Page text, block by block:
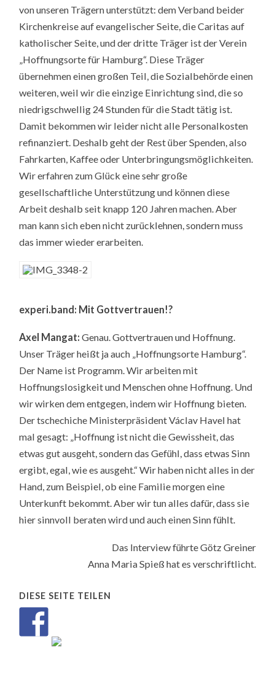
von unseren Trägern unterstützt: dem Verband beider
Kirchenkreise auf evangelischer Seite, die Caritas auf
katholischer Seite, und der dritte Träger ist der Verein
„Hoffnungsorte für Hamburg“. Diese Träger
übernehmen einen großen Teil, die Sozialbehörde einen
weiteren, weil wir die einzige Einrichtung sind, die so
niedrigschwellig 24 Stunden für die Stadt tätig ist.
Damit bekommen wir leider nicht alle Personalkosten
refinanziert. Deshalb geht der Rest über Spenden, also
Fahrkarten, Kaffee oder Unterbringungsmöglichkeiten.
Wir erfahren zum Glück eine sehr große
gesellschaftliche Unterstützung und können diese
Arbeit deshalb seit knapp 120 Jahren machen. Aber
man kann sich eben nicht zurücklehnen, sondern muss
das immer wieder erarbeiten.
experi.band: Mit Gottvertrauen!?
Axel Mangat:Genau. Gottvertrauen und Hoffnung.
Unser Träger heißt ja auch „Hoffnungsorte Hamburg“.
Der Name ist Programm. Wir arbeiten mit
Hoffnungslosigkeit und Menschen ohne Hoffnung. Und
wir wirken dem entgegen, indem wir Hoffnung bieten.
Der tschechiche Ministerpräsident Václav Havel hat
mal gesagt: „Hoffnung ist nicht die Gewissheit, das
etwas gut ausgeht, sondern das Gefühl, dass etwas Sinn
ergibt, egal, wie es ausgeht.“ Wir haben nicht alles in der
Hand, zum Beispiel, ob eine Familie morgen eine
Unterkunft bekommt. Aber wir tun alles dafür, dass sie
hier sinnvoll beraten wird und auch einen Sinn fühlt.
Das Interview führte Götz Greiner
Anna Maria Spieß hat es verschriftlicht.
DIESE SEITE TEILEN